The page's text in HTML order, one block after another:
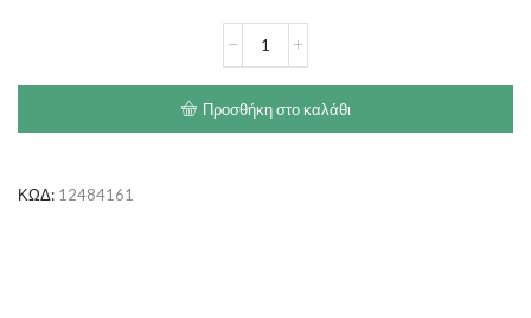
Hypoallergenic
ποσότητα
Προσθήκη στο καλάθι
ΚΩΔ: 12484161